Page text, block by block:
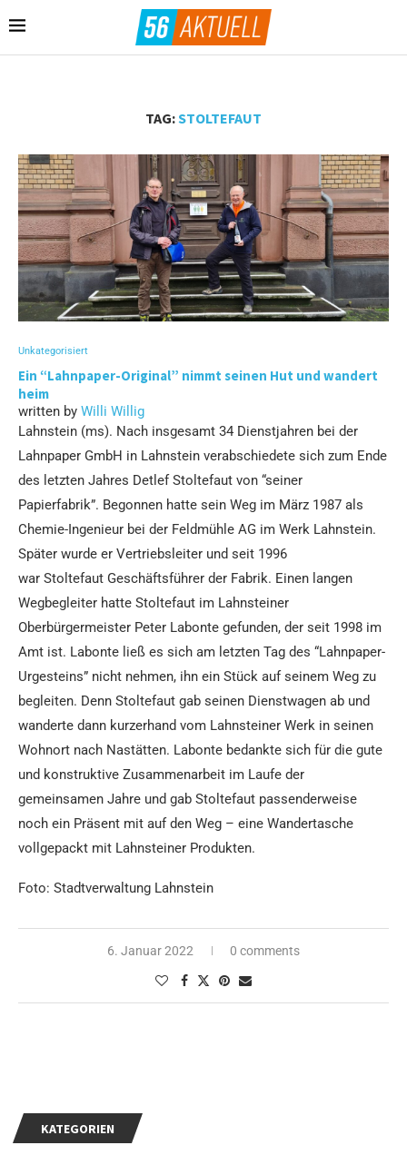
TAG:STOLTEFAUT
Unkategorisiert
Ein “Lahnpaper-Original” nimmt seinen Hut und wandert
heim
written by Willi Willig
Lahnstein (ms). Nach insgesamt 34 Dienstjahren bei der
Lahnpaper GmbH in Lahnstein verabschiedete sich zum Ende
des letzten Jahres Detlef Stoltefaut von “seiner
Papierfabrik”. Begonnen hatte sein Weg im März 1987 als
Chemie-Ingenieur bei der Feldmühle AG im Werk Lahnstein.
Später wurde er Vertriebsleiter und seit 1996
war Stoltefaut Geschäftsführer der Fabrik. Einen langen
Wegbegleiter hatte Stoltefaut im Lahnsteiner
Oberbürgermeister Peter Labonte gefunden, der seit 1998 im
Amt ist. Labonte ließ es sich am letzten Tag des “Lahnpaper-
Urgesteins” nicht nehmen, ihn ein Stück auf seinem Weg zu
begleiten. Denn Stoltefaut gab seinen Dienstwagen ab und
wanderte dann kurzerhand vom Lahnsteiner Werk in seinen
Wohnort nach Nastätten. Labonte bedankte sich für die gute
und konstruktive Zusammenarbeit im Laufe der
gemeinsamen Jahre und gab Stoltefaut passenderweise
noch ein Präsent mit auf den Weg – eine Wandertasche
vollgepackt mit Lahnsteiner Produkten.
Foto: Stadtverwaltung Lahnstein
6. Januar 2022 0 comments
KATEGORIEN